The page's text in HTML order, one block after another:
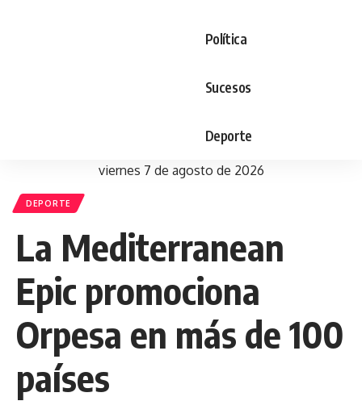
Política
Sucesos
Deporte
viernes 7 de agosto de 2026
DEPORTE
La Mediterranean
Epic promociona
Orpesa en más de 100
países